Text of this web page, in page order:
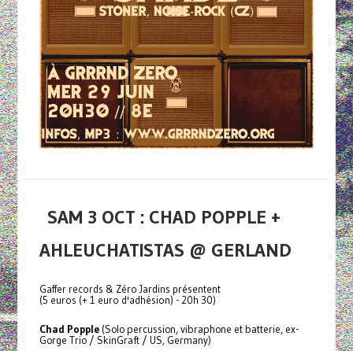
SAM 3 OCT : CHAD POPPLE +
AHLEUCHATISTAS @ GERLAND
Gaffer records & Zéro Jardins présentent
(5 euros (+ 1 euro d'adhésion) - 20h 30)
Chad Popple(Solo percussion, vibraphone et batterie, ex-
Gorge Trio / SkinGraft / US, Germany)